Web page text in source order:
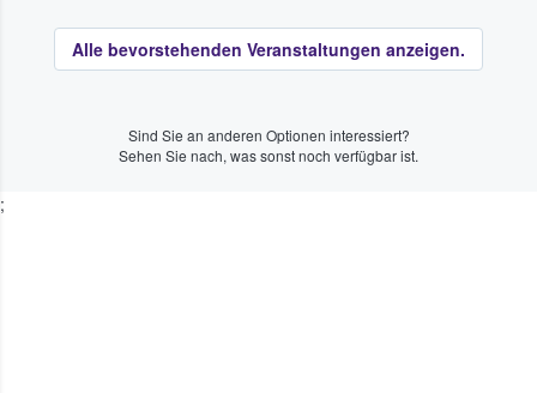
Alle bevorstehenden Veranstaltungen anzeigen.
Sind Sie an anderen Optionen interessiert?
Sehen Sie nach, was sonst noch verfügbar ist.
;